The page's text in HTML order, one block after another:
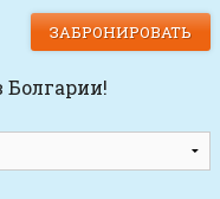
ЗАБРОНИРОВАТЬ
Болгарии!